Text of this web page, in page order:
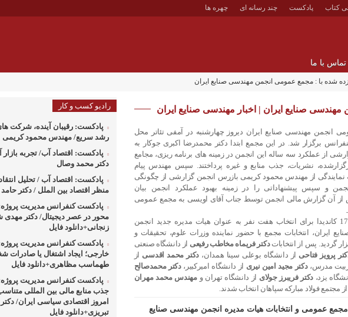
کتاب پادکست چند رسانه ای
چهره ها
تماس با ما
شده با : مجمع عمومی انجمن مهندسی صنایع ایران
صنایع ایران | اخبار مهندسی صنایع ایران
انجمن مهندسی صنایع ایران دیروز چهارشنبه در آمفی تئاتر محل
برگزار شد. در این مجمع ابتدا دکتر محمدرضا اکبری جوکار به
از عملکرد سه ساله این انجمن در زمینه­ های برنامه­ ریزی، مجامع
نشریات، جذب منابع و غیره پرداختند. سپس مهندس پیام
نمایندگی از مهندس محمود کریمی بازرس انجمن گزارشی از چگونگی
و سپس پیشنهاداتی را در زمینه بهبود عملکرد انجمن بیان
از آن گزارش مالی انجمن توسط جناب آقای اویسی به مجمع عمومی
با معرفی 17 کاندیدا برای انتخاب هفت نفر به عنوان هیات مدیره جدید انجمن
ایران، انتخابات مجمع با حضور نماینده وزرات علوم، تحقیقات و
گردید. پس از انتخاباتدکتر فریماه مخاطب رفیعی از دانشگاه صنعتی
پرویز فتاحی از دانشگاه بوعلی سینا همدان، دکتر محمد اقدسی از
مدرس،دکتر مجید امین نیری از دانشگاه امیرکبیر،دکتر محمدصالح
یزد،دکتر فریبرز جولای از دانشگاه تهران ومهندس محمد مهران
از مجتمع فولاد مبارکه سپاهان انتخاب شدند.
عمومی و انتخابات هیات مدیره انجمن مهندسی صنایع
رادیو کسب و کار
پادکست: رقیبان آینده، شرکت
رشد سریع/ مهندس محمود کریمی
پادکست: اقتصاد آب/ تجربه بازار
دکتر محمد وصال
پادکست: اقتصاد آب / تحلیل
منظر اقتصاد بین الملل / دکتر
پادکست کنفرانس مدیریت
محور در عصر دیجیتال/ دکتر مهدی
زنجانی+دانلود فایل
پادکست کنفرانس مدیریت
خارجی؛ ایجاد اشتغال یا صادرات
طهماسب مظاهری+دانلود فایل
پادکست کنفرانس مدیریت
جذب منابع مالی بین المللی
امروز اقتصادی سیاسی ایران/
تبریزی+دانلود فایل